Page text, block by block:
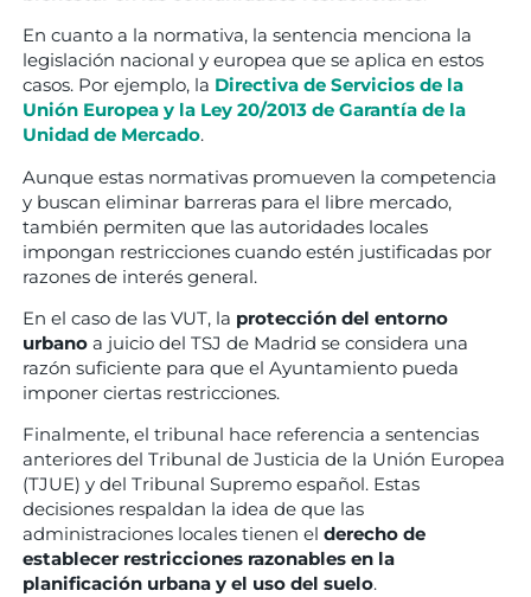
En cuanto a la normativa, la sentencia menciona la
legislación nacional y europea que se aplica en estos
casos. Por ejemplo, la Directiva de Servicios de la
Unión Europea y la Ley 20/2013 de Garantía de la
Unidad de Mercado.
Aunque estas normativas promueven la competencia
y buscan eliminar barreras para el libre mercado,
también permiten que las autoridades locales
impongan restricciones cuando estén justificadas por
razones de interés general.
En el caso de las VUT, la protección del entorno
urbanoa juicio del TSJ de Madrid se considera una
razón suficiente para que el Ayuntamiento pueda
imponer ciertas restricciones.
Finalmente, el tribunal hace referencia a sentencias
anteriores del Tribunal de Justicia de la Unión Europea
(TJUE) y del Tribunal Supremo español. Estas
decisiones respaldan la idea de que las
administraciones locales tienen el derecho de
establecer restricciones razonables en la
planificación urbana y el uso del suelo.